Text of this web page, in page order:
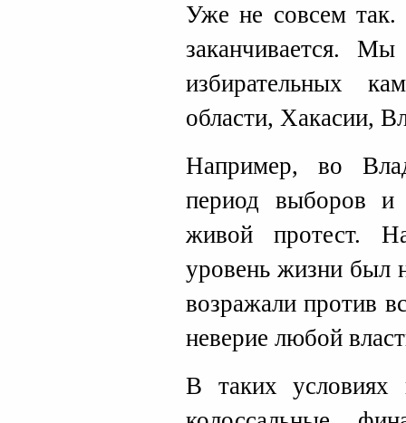
Уже не совсем так.
заканчивается.
избирательных
области, Хакасии,
Например, во
период выборов и
живой протест.
уровень жизни был
возражали против
неверие любой
В таких условиях